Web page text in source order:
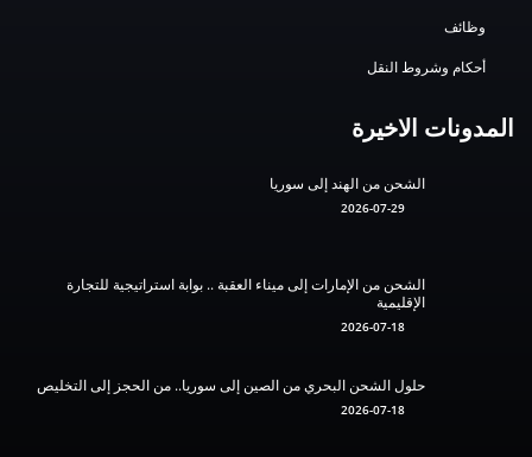
وظائف
أحكام وشروط النقل
المدونات الاخيرة
الشحن من الهند إلى سوريا
2026-07-29
الشحن من الإمارات إلى ميناء العقبة .. بوابة استراتيجية للتجارة
الإقليمية
2026-07-18
حلول الشحن البحري من الصين إلى سوريا.. من الحجز إلى التخليص
2026-07-18